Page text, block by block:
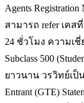
Agents
สามารถ refer เคส
24 ชั่วโมง ความเชี่
Subclass 500
ยาวนาน วรวิทย์เป็
Entrant (GTE)